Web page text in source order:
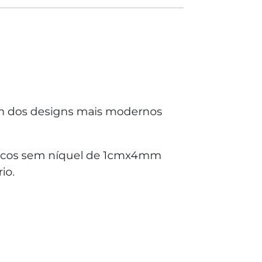
dos designs mais modernos
sem níquel de 1cmx4mm